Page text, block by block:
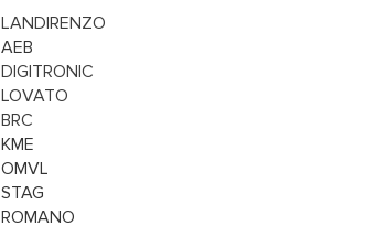
LANDIRENZO
AEB
DIGITRONIC
LOVATO
BRC
KME
OMVL
STAG
ROMANO